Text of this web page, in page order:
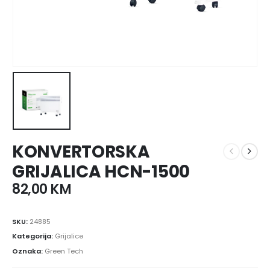
KONVERTORSKA
GRIJALICA HCN-1500
82,00 KM
SKU: 24885
Kategorija: Grijalice
Oznaka: Green Tech